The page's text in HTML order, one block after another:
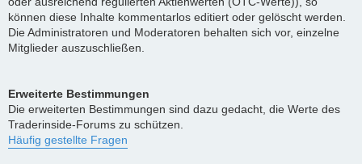
können diese Inhalte kommentarlos editiert oder gelöscht werden.
Die Administratoren und Moderatoren behalten sich vor, einzelne
Mitglieder auszuschließen.
Erweiterte Bestimmungen
Die erweiterten Bestimmungen sind dazu gedacht, die Werte des
Traderinside-Forums zu schützen.
Häufig gestellte Fragen